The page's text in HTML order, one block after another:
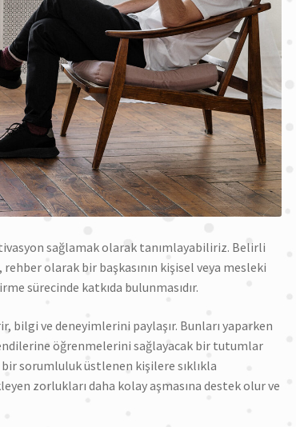
sağlamak olarak tanımlayabiliriz. Belirli
olarak bir başkasının kişisel veya mesleki
sürecinde katkıda bulunmasıdır.
ve deneyimlerini paylaşır. Bunları yaparken
öğrenmelerini sağlayacak bir tutumlar
sorumluluk üstlenen kişilere sıklıkla
zorlukları daha kolay aşmasına destek olur ve